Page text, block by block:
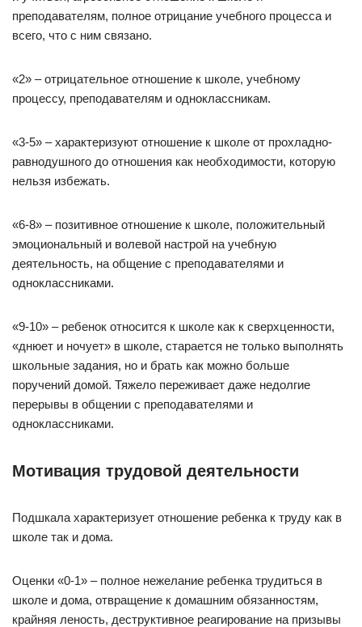
преподавателям, полное отрицание учебного процесса и
всего, что с ним связано.
«2» – отрицательное отношение к школе, учебному
процессу, преподавателям и одноклассникам.
«3-5» – характеризуют отношение к школе от прохладно-
равнодушного до отношения как необходимости, которую
нельзя избежать.
«6-8» – позитивное отношение к школе, положительный
эмоциональный и волевой настрой на учебную
деятельность, на общение с преподавателями и
одноклассниками.
«9-10» – ребенок относится к школе как к сверхценности,
«днюет и ночует» в школе, старается не только выполнять
школьные задания, но и брать как можно больше
поручений домой. Тяжело переживает даже недолгие
перерывы в общении с преподавателями и
одноклассниками.
Мотивация трудовой деятельности
Подшкала характеризует отношение ребенка к труду как в
школе так и дома.
Оценки «0-1» – полное нежелание ребенка трудиться в
школе и дома, отвращение к домашним обязанностям,
крайняя леность, деструктивное реагирование на призывы